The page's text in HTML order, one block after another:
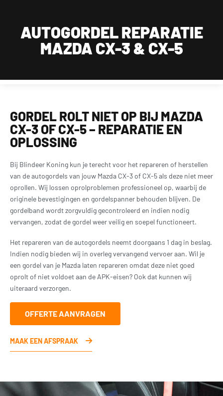
18:00 op 015 2001 185
AUTOGORDEL REPARATIE
MAZDA CX-3 & CX-5
GORDEL ROLT NIET OP BIJ MAZDA
CX-3 OF CX-5 – REPARATIE EN
OPLOSSING
Bij Blindeer Koning kun je terecht voor het repareren of herstellen
van de autogordels van jouw Mazda CX-3 of CX-5 als deze niet meer
oprollen. Wij lossen oprolproblemen professioneel op, waarbij de
originele bevestigingen en gordelspanner behouden blijven. De
gordelband wordt zorgvuldig gecontroleerd en indien nodig
vervangen, zodat de gordel weer veilig en soepel functioneert.
Het repareren van de autogordels neemt doorgaans 1 dag in beslag.
Indien nodig bieden wij in overleg vervangend vervoer aan. Wil je
een gordel van je Mazda laten repareren omdat deze niet goed
oprolt of niet voldoet aan de APK-eisen? Ook dat kunnen wij
uiteraard verzorgen.
OFFERTE AANVRAGEN
MAAK EEN AFSPRAAK